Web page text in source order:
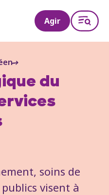
Agir
du
soins de
visent à